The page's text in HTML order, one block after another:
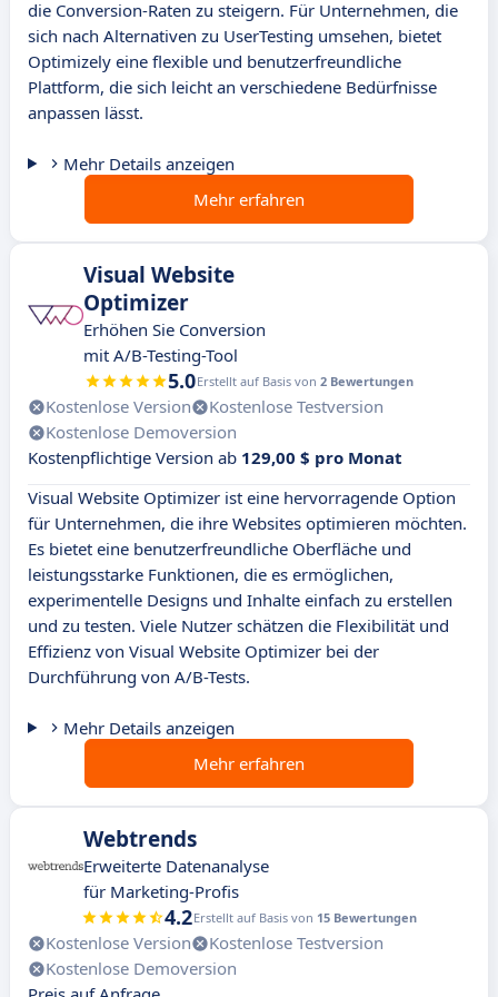
die Conversion-Raten zu steigern. Für Unternehmen, die
sich nach Alternativen zu UserTesting umsehen, bietet
Optimizely eine flexible und benutzerfreundliche
Plattform, die sich leicht an verschiedene Bedürfnisse
anpassen lässt.
Mehr Details anzeigen
Mehr erfahren
Visual Website
Optimizer
Erhöhen Sie Conversion
mit A/B-Testing-Tool
5.0Erstellt auf Basis von 2 Bewertungen
Kostenlose Version
Kostenlose Testversion
Kostenlose Demoversion
Kostenpflichtige Version ab 129,00 $ pro Monat
Visual Website Optimizer ist eine hervorragende Option
für Unternehmen, die ihre Websites optimieren möchten.
Es bietet eine benutzerfreundliche Oberfläche und
leistungsstarke Funktionen, die es ermöglichen,
experimentelle Designs und Inhalte einfach zu erstellen
und zu testen. Viele Nutzer schätzen die Flexibilität und
Effizienz von Visual Website Optimizer bei der
Durchführung von A/B-Tests.
Mehr Details anzeigen
Mehr erfahren
Webtrends
Erweiterte Datenanalyse
für Marketing-Profis
4.2Erstellt auf Basis von 15 Bewertungen
Kostenlose Version
Kostenlose Testversion
Kostenlose Demoversion